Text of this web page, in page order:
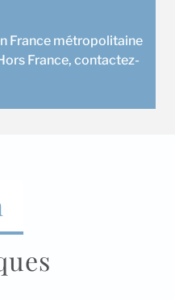
France métropolitaine
France, contactez-